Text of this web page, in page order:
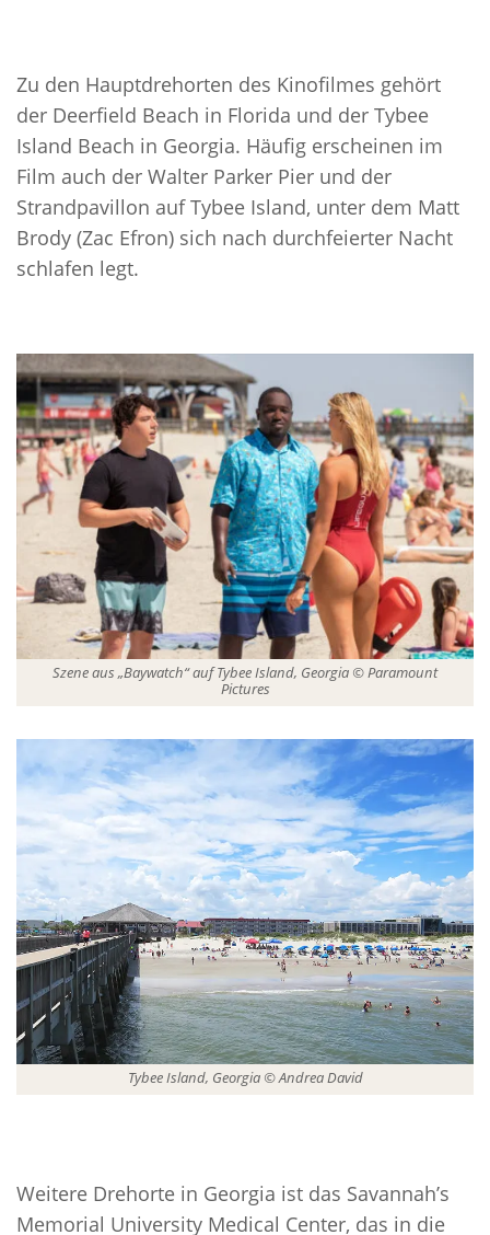
Zu den Hauptdrehorten des Kinofilmes gehört
der Deerfield Beach in Florida und der Tybee
Island Beach in Georgia. Häufig erscheinen im
Film auch der Walter Parker Pier und der
Strandpavillon auf Tybee Island, unter dem Matt
Brody (Zac Efron) sich nach durchfeierter Nacht
schlafen legt.
Szene aus „Baywatch“ auf Tybee Island, Georgia © Paramount
Pictures
Tybee Island, Georgia © Andrea David
Weitere Drehorte in Georgia ist das Savannah’s
Memorial University Medical Center, das in die